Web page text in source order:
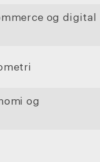
og digital
og